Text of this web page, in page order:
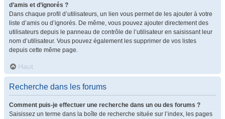
d’amis et d’ignorés ?
Dans chaque profil d’utilisateurs, un lien vous permet de les ajouter à votre
liste d’amis ou d’ignorés. De même, vous pouvez ajouter directement des
utilisateurs depuis le panneau de contrôle de l’utilisateur en saisissant leur
nom d’utilisateur. Vous pouvez également les supprimer de vos listes
depuis cette même page.
Haut
Recherche dans les forums
Comment puis-je effectuer une recherche dans un ou des forums ?
Saisissez un terme dans la boîte de recherche située sur l’index, les pages